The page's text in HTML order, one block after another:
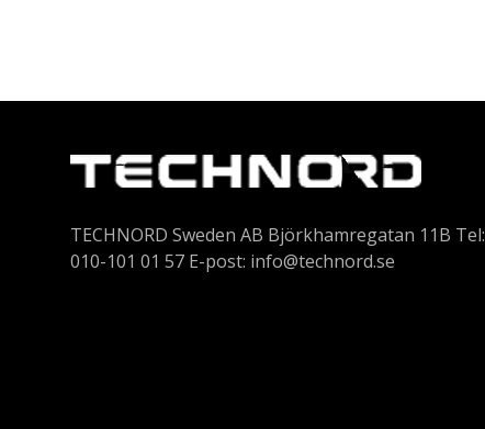
TECHNORD Sweden AB Björkhamregatan 11B Tel:
010-101 01 57 E-post: info@technord.se